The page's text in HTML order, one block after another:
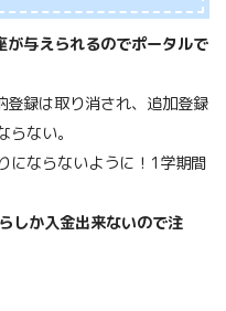
与えられるのでポータルで
録は取り消され、追加登録
ない。
にならないように！1学期間
しか入金出来ないので注